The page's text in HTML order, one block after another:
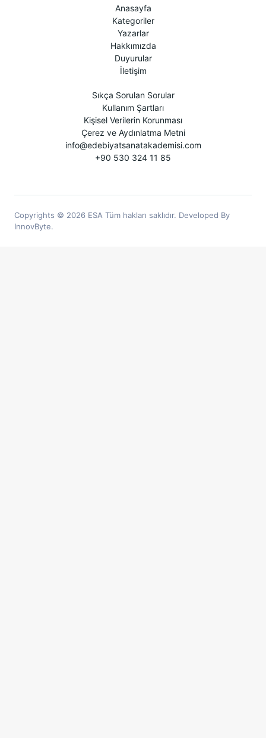
Anasayfa
Kategoriler
Yazarlar
Hakkımızda
Duyurular
İletişim
Sıkça Sorulan Sorular
Kullanım Şartları
Kişisel Verilerin Korunması
Çerez ve Aydınlatma Metni
info@edebiyatsanatakademisi.com
+90 530 324 11 85
Copyrights © 2026 ESA Tüm hakları saklıdır. Developed By
InnovByte.